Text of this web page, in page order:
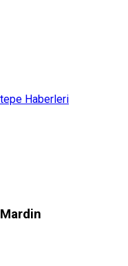
Haberleri